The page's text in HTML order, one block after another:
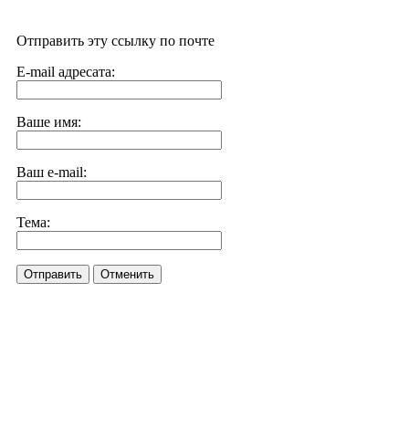
Отправить эту ссылку по почте
E-mail адресата:
Ваше имя:
Ваш e-mail:
Тема:
Отправить Отменить